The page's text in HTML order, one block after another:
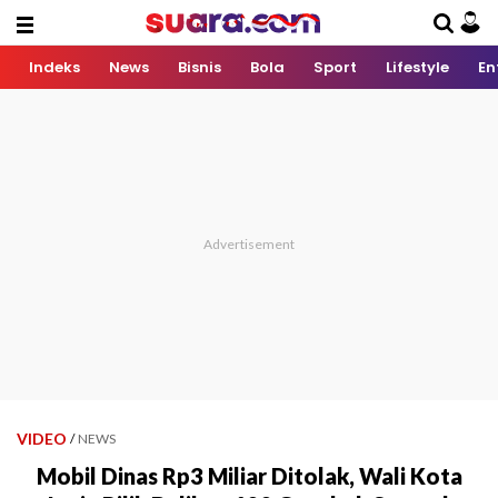
Indeks News Bisnis Bola Sport Lifestyle
VIDEO / NEWS
Mobil Dinas Rp3 Miliar Ditolak, Wali Kota